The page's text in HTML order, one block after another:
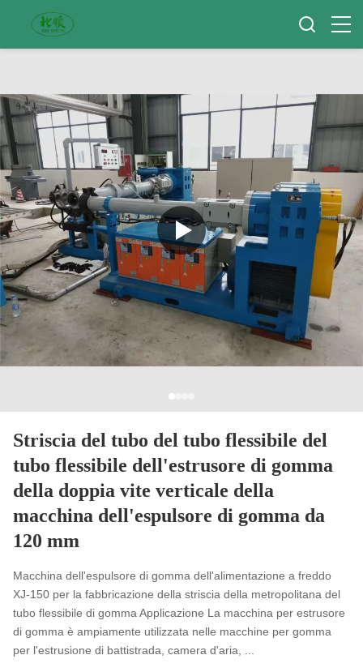
Striscia del tubo del tubo flessibile del
tubo flessibile dell'estrusore di gomma
della doppia vite verticale della
macchina dell'espulsore di gomma da
120 mm
Macchina dell'espulsore di gomma dell'alimentazione a freddo
XJ-150 per la fabbricazione della striscia della metropolitana del
tubo flessibile di gomma Applicazione La macchina per estrusore
di gomma è ampiamente utilizzata nelle macchine per gomma
per l'estrusione di battistrada, camera d'aria, ...